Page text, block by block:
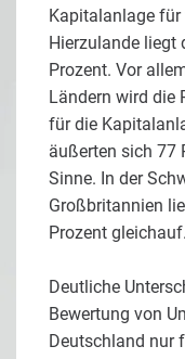
Kapitalanlage
Hierzulande liegt
Prozent. Vor
Ländern wird die
für die
äußerten sich 77
Sinne. In der
Großbritannien
Prozent gleichauf.
Deutliche
Bewertung von
Deutschland nur